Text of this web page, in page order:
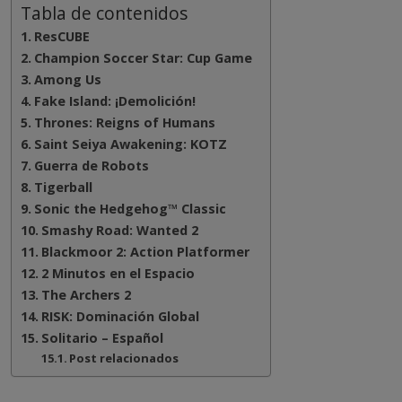
Tabla de contenidos
ResCUBE
Champion Soccer Star: Cup Game
Among Us
Fake Island: ¡Demolición!
Thrones: Reigns of Humans
Saint Seiya Awakening: KOTZ
Guerra de Robots
Tigerball
Sonic the Hedgehog™ Classic
Smashy Road: Wanted 2
Blackmoor 2: Action Platformer
2 Minutos en el Espacio
The Archers 2
RISK: Dominación Global
Solitario – Español
Post relacionados